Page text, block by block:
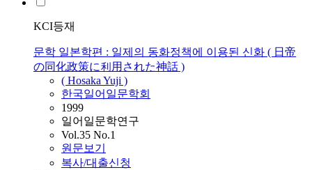
KCI등재
문학 일본학편 : 일제의 동화정책에 이용된 신화 ( 日帝
の同化政策に利用された神話 )
( Hosaka Yuji )
한국일어일문학회
1999
일어일문학연구
Vol.35 No.1
원문보기
복사/대출신청